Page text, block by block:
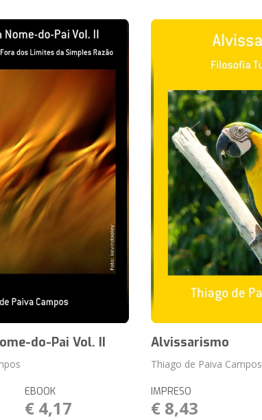
do-Pai Vol. II
EBOOK
€ 4,17
Alvissarismo
Thiago de Paiva Campos
IMPRESO
€ 8,43